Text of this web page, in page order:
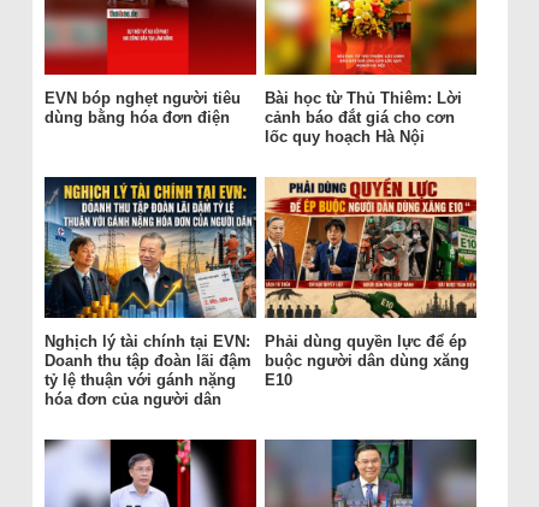
EVN bóp nghẹt người tiêu
dùng bằng hóa đơn điện
Bài học từ Thủ Thiêm: Lời
cảnh báo đắt giá cho cơn
lốc quy hoạch Hà Nội
Nghịch lý tài chính tại EVN:
Doanh thu tập đoàn lãi đậm
tỷ lệ thuận với gánh nặng
hóa đơn của người dân
Phải dùng quyền lực để ép
buộc người dân dùng xăng
E10